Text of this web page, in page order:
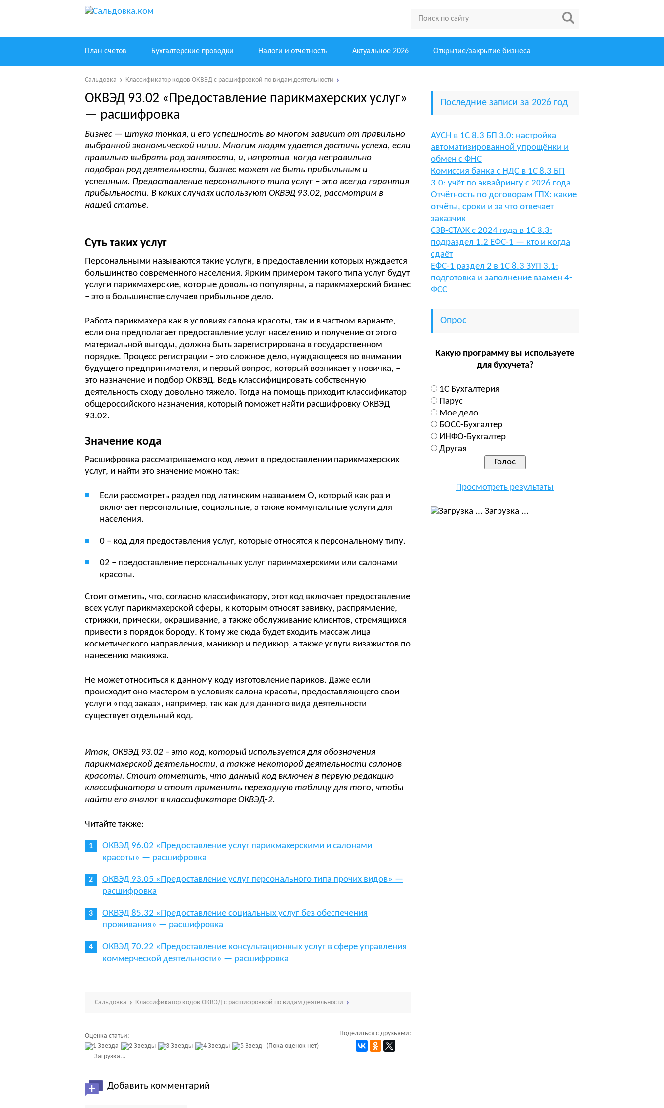
План счетов Бухгалтерские проводки Налоги и отчетность Актуальное 2026 Открытие/закрытие бизнеса
Сальдовка Классификатор кодов ОКВЭД с расшифровкой по видам деятельности
ОКВЭД 93.02 «Предоставление парикмахерских услуг»
— расшифровка
Бизнес — штука тонкая, и его успешность во многом зависит от правильно
выбранной экономической ниши. Многим людям удается достичь успеха, если
правильно выбрать род занятости, и, напротив, когда неправильно
подобран род деятельности, бизнес может не быть прибыльным и
успешным. Предоставление персонального типа услуг – это всегда гарантия
прибыльности. В каких случаях используют ОКВЭД 93.02, рассмотрим в
нашей статье.
Суть таких услуг
Персональными называются такие услуги, в предоставлении которых нуждается
большинство современного населения. Ярким примером такого типа услуг будут
услуги парикмахерские, которые довольно популярны, а парикмахерский бизнес
– это в большинстве случаев прибыльное дело.
Работа парикмахера как в условиях салона красоты, так и в частном варианте,
если она предполагает предоставление услуг населению и получение от этого
материальной выгоды, должна быть зарегистрирована в государственном
порядке. Процесс регистрации – это сложное дело, нуждающееся во внимании
будущего предпринимателя, и первый вопрос, который возникает у новичка, –
это назначение и подбор ОКВЭД. Ведь классифицировать собственную
деятельность сходу довольно тяжело. Тогда на помощь приходит классификатор
общероссийского назначения, который поможет найти расшифровку ОКВЭД
93.02.
Значение кода
Расшифровка рассматриваемого код лежит в предоставлении парикмахерских
услуг, и найти это значение можно так:
Если рассмотреть раздел под латинским названием О, который как раз и
включает персональные, социальные, а также коммунальные услуги для
населения.
0 – код для предоставления услуг, которые относятся к персональному типу.
02 – предоставление персональных услуг парикмахерскими или салонами
красоты.
Стоит отметить, что, согласно классификатору, этот код включает предоставление
всех услуг парикмахерской сферы, к которым относят завивку, распрямление,
стрижки, прически, окрашивание, а также обслуживание клиентов, стремящихся
привести в порядок бороду. К тому же сюда будет входить массаж лица
косметического направления, маникюр и педикюр, а также услуги визажистов по
нанесению макияжа.
Не может относиться к данному коду изготовление париков. Даже если
происходит оно мастером в условиях салона красоты, предоставляющего свои
услуги «под заказ», например, так как для данного вида деятельности
существует отдельный код.
Итак, ОКВЭД 93.02 – это код, который используется для обозначения
парикмахерской деятельности, а также некоторой деятельности салонов
красоты. Стоит отметить, что данный код включен в первую редакцию
классификатора и стоит применить переходную таблицу для того, чтобы
найти его аналог в классификаторе ОКВЭД-2.
Читайте также:
ОКВЭД 96.02 «Предоставление услуг парикмахерскими и салонами
красоты» — расшифровка
ОКВЭД 93.05 «Предоставление услуг персонального типа прочих видов» —
расшифровка
ОКВЭД 85.32 «Предоставление социальных услуг без обеспечения
проживания» — расшифровка
ОКВЭД 70.22 «Предоставление консультационных услуг в сфере управления
коммерческой деятельности» — расшифровка
Сальдовка Классификатор кодов ОКВЭД с расшифровкой по видам деятельности
Оценка статьи:
(Пока оценок нет)
Загрузка...
Поделиться с друзьями:
Добавить комментарий
Последние записи за 2026 год
АУСН в 1С 8.3 БП 3.0: настройка
автоматизированной упрощёнки и
обмен с ФНС
Комиссия банка с НДС в 1С 8.3 БП
3.0: учёт по эквайрингу с 2026 года
Отчётность по договорам ГПХ: какие
отчёты, сроки и за что отвечает
заказчик
СЗВ-СТАЖ с 2024 года в 1С 8.3:
подраздел 1.2 ЕФС-1 — кто и когда
сдаёт
ЕФС-1 раздел 2 в 1С 8.3 ЗУП 3.1:
подготовка и заполнение взамен 4-
ФСС
Опрос
Какую программу вы используете
для бухучета?
1С Бухгалтерия
Парус
Мое дело
БОСС-Бухгалтер
ИНФО-Бухгалтер
Другая
Просмотреть результаты
Загрузка ...